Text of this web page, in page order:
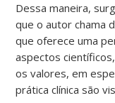
Dessa maneira,
que o autor chama
que oferece uma
aspectos
os valores, em
prática clínica são